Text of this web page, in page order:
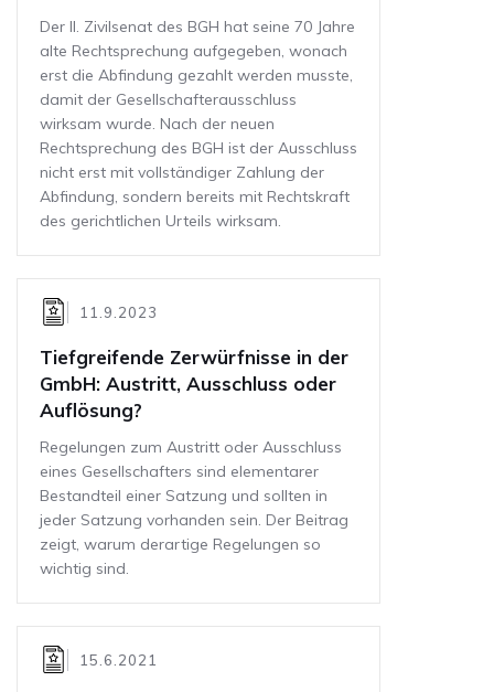
Der II. Zi­vil­se­nat des BGH hat seine 70 Jahre
alte Recht­spre­chung auf­ge­ge­ben, wo­nach
erst die Ab­fin­dung ge­zahlt wer­den muss­te,
damit der Gesellschafterausschluss
wirksam wurde. Nach der neuen
Rechtsprechung des BGH ist der Ausschluss
nicht erst mit vollständiger Zahlung der
Abfindung, sondern bereits mit Rechtskraft
des gerichtlichen Urteils wirksam.
11.9.2023
Tiefgreifende Zerwürfnisse in der
GmbH: Austritt, Ausschluss oder
Auflösung?
Regelungen zum Austritt oder Ausschluss
eines Gesellschafters sind elementarer
Bestandteil einer Satzung und sollten in
jeder Satzung vorhanden sein. Der Beitrag
zeigt, warum derartige Regelungen so
wichtig sind.
15.6.2021